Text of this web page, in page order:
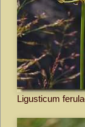
Ligusticum